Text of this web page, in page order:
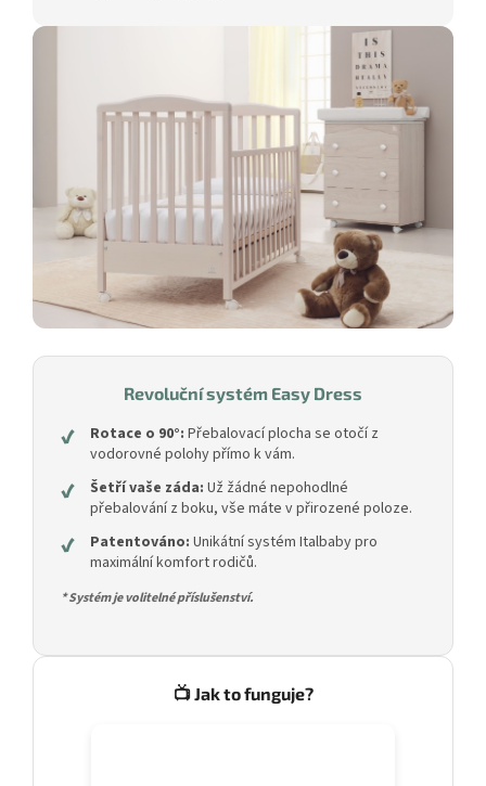
Revoluční systém Easy Dress
✔ Rotace o 90°: Přebalovací plocha se otočí z
vodorovné polohy přímo k vám.
✔ Šetří vaše záda: Už žádné nepohodlné
přebalování z boku, vše máte v přirozené poloze.
✔ Patentováno: Unikátní systém Italbaby pro
maximální komfort rodičů.
* Systém je volitelné příslušenství.
📺 Jak to funguje?